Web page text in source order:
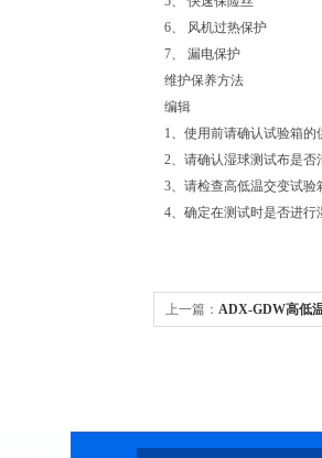
6、 风机过热保护
7、 漏电保护
维护保养方法
编辑
1、使用前请确认试验箱
2、请确认湿球测试布是
3、请检查高低温交变试
4、确定在测试时是否进
上一篇： ADX-GDW高低